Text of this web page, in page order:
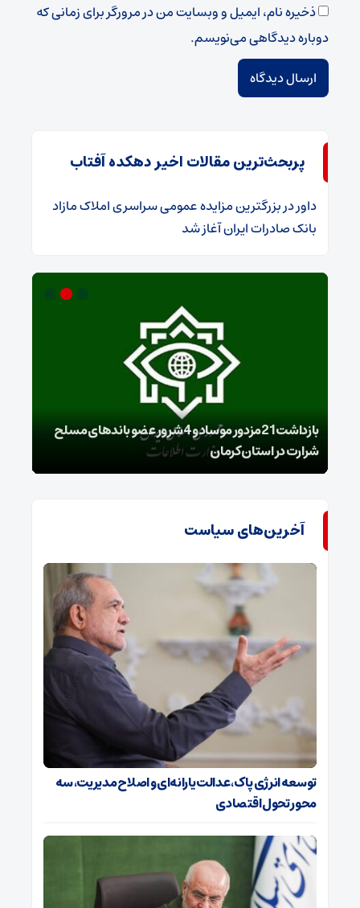
ذخیره نام، ایمیل و وبسایت من در مرورگر برای زمانی که
دوباره دیدگاهی می‌نویسم.
پربحث‌ترین مقالات اخیر دهکده آفتاب
داوردر​بزرگترین مزایده عمومی سراسری املاک مازاد
بانک صادرات ایران آغاز شد
بازداشت 21مزدور موساد و 4 شرور عضو باندهای مسلح
شرارت در استان کرمان
آخرین‌های سیاست
توسعه انرژی پاک، عدالت یارانه‌ای و اصلاح مدیریت، سه
محور تحول اقتصادی